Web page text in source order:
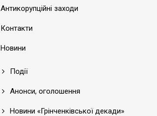
Антикорупційні заходи
Контакти
Новини
Події
Анонси, оголошення
Новини «Грінченківської декади»